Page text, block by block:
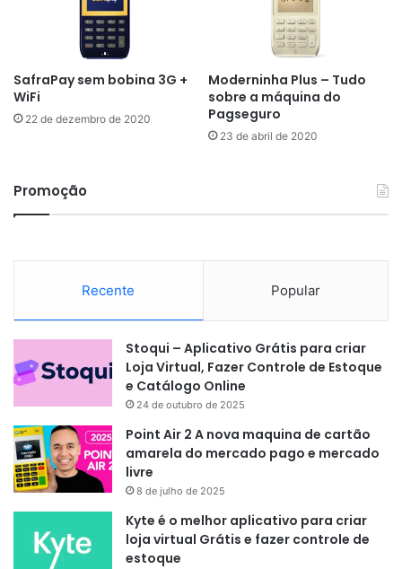
SafraPay sem bobina 3G +
WiFi
22 de dezembro de 2020
Moderninha Plus – Tudo
sobre a máquina do
Pagseguro
23 de abril de 2020
Promoção
Recente Popular
Stoqui – Aplicativo Grátis para criar
Loja Virtual, Fazer Controle de Estoque
e Catálogo Online
24 de outubro de 2025
Point Air 2 A nova maquina de cartão
amarela do mercado pago e mercado
livre
8 de julho de 2025
Kyte é o melhor aplicativo para criar
loja virtual Grátis e fazer controle de
estoque